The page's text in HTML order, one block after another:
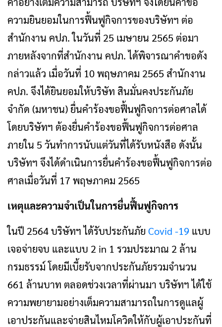
ความยินยอมในการฟื้นฟูกิจการของบริษัทฯ ต่อ
สำนักงาน คปภ. ในวันที่ 25 เมษายน 2565 ต่อมา
ภายหลังจากที่สำนักงาน คปภ. ได้พิจารณาคำขอดัง
กล่าวแล้ว เมื่อวันที่ 10 พฤษภาคม 2565 สำนักงาน
คปภ. จึงได้ยินยอมให้บริษัท สินมั่นคงประกันภัย
จำกัด (มหาชน) ยื่นคำร้องขอฟื้นฟูกิจการต่อศาลได้
โดยบริษัทฯ ต้องยื่นคำร้องขอฟื้นฟูกิจการต่อศาล
ภายใน 5 วันทำการนับแต่วันที่ได้รับหนังสือ ดังนั้น
บริษัทฯ จึงได้ดำเนินการยื่นคำร้องขอฟื้นฟูกิจการต่อ
ศาลเมื่อวันที่ 17 พฤษภาคม 2565
เหตุและความจำเป็นในการยื่นฟื้นฟูกิจการ
ในปี 2564 บริษัทฯ ได้รับประกันภัย Covid -19 แบบ
เจอจ่ายจบ และแบบ 2 in 1 รวมประมาณ 2 ล้าน
กรมธรรม์ โดยมีเบี้ยรับจากประกันภัยรวมจำนวน
661 ล้านบาท ตลอดช่วงเวลาที่ผ่านมา บริษัทฯ ได้ใช้
ความพยายามอย่างเต็มความสามารถในการดูแลผู้
เอาประกันและจ่ายสินไหมโควิดให้กับผู้เอาประกันที่